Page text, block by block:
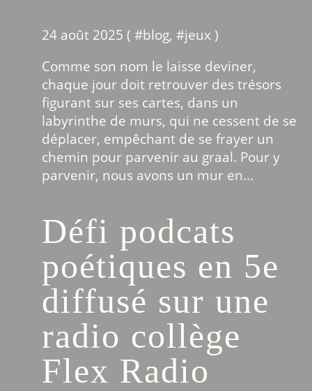
24 août 2025 ( #blog, #jeux )
Comme son nom le laisse deviner,
chaque jour doit retrouver des trésors
figurant sur ses cartes, dans un
labyrinthe de murs, qui ne cessent de se
déplacer, empêchant de se frayer un
chemin pour parvenir au graal. Pour y
parvenir, nous avons un mur en...
Défi podcats
poétiques en 5e
diffusé sur une
radio collège
Flex Radio